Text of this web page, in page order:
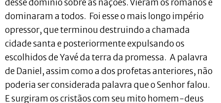
desse domínio sobre as nações. Vieram os romanos e
dominaram a todos. Foi esse o mais longo império
opressor, que terminou destruindo a chamada
cidade santa e posteriormente expulsando os
escolhidos de Yavé da terra da promessa. A palavra
de Daniel, assim como a dos profetas anteriores, não
poderia ser considerada palavra que o Senhor falou.
E surgiram os cristãos com seu mito homem-deus